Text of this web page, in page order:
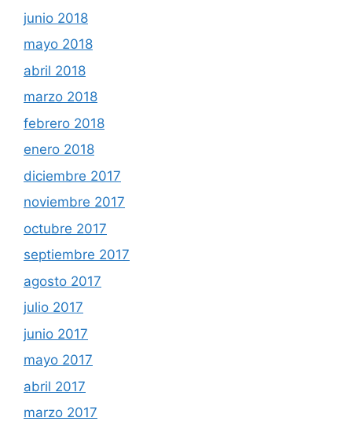
junio 2018
mayo 2018
abril 2018
marzo 2018
febrero 2018
enero 2018
diciembre 2017
noviembre 2017
octubre 2017
septiembre 2017
agosto 2017
julio 2017
junio 2017
mayo 2017
abril 2017
marzo 2017